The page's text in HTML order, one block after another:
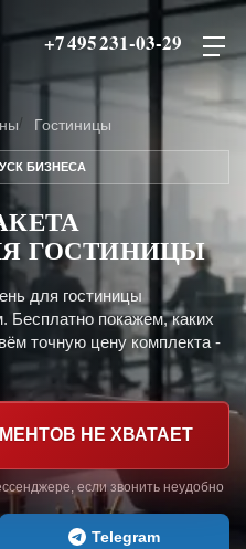
+7 495 231-03-29
Гостиницы
БИЗНЕСА
ГОСТИНИЦЫ
для гостиницы
Бесплатно покажем, каких
точную цену комплекта -
НЕ ХВАТАЕТ
если звонить неудобно
Telegram